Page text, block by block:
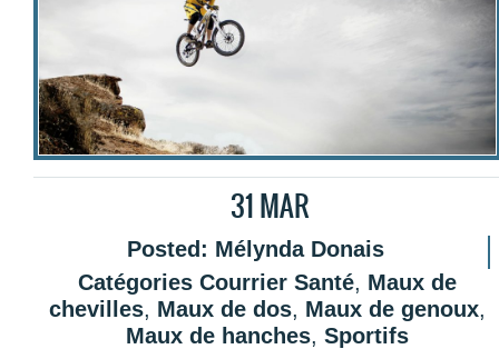
31 MAR
Posted: Mélynda Donais
Catégories Courrier Santé, Maux de
chevilles, Maux de dos, Maux de genoux,
Maux de hanches, Sportifs